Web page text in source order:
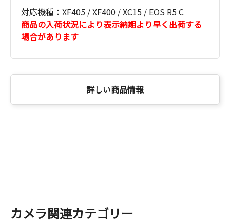
対応機種：XF405 / XF400 / XC15 / EOS R5 C
商品の入荷状況により表示納期より早く出荷する
場合があります
詳しい商品情報
カメラ関連カテゴリー